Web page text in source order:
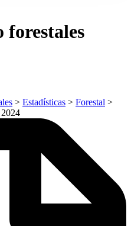
forestales
> Estadísticas > Forestal >